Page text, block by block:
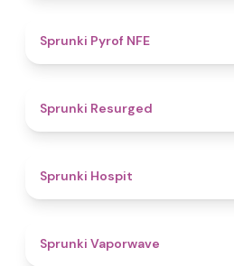
Sprunki Pyrof NFE
Sprunki Resurged
Sprunki Hospit
Sprunki Vaporwave